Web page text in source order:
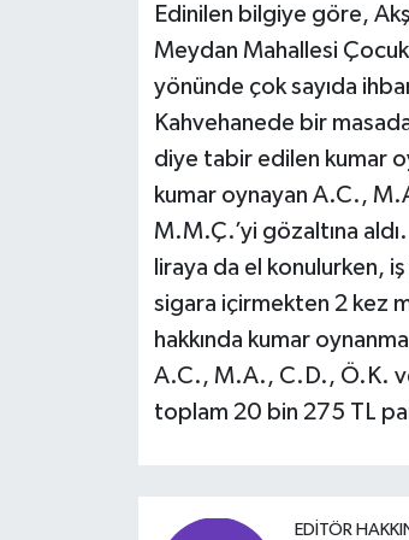
Edinilen bilgiye göre,
Meydan Mahallesi Çocuk
yönünde çok sayıda
Kahvehanede bir
diye tabir edilen kumar
kumar oynayan A.C.,
M.M.Ç.’yi gözaltına
liraya da el konulurken,
sigara içirmekten 2 kez
hakkında kumar
A.C., M.A., C.D., Ö.K.
toplam 20 bin 275 TL
EDITÖR